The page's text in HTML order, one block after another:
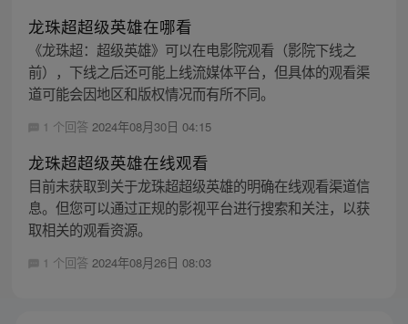
龙珠超超级英雄在哪看
《龙珠超：超级英雄》可以在电影院观看（影院下线之
前），下线之后还可能上线流媒体平台，但具体的观看渠
道可能会因地区和版权情况而有所不同。
1 个回答 2024年08月30日 04:15
龙珠超超级英雄在线观看
目前未获取到关于龙珠超超级英雄的明确在线观看渠道信
息。但您可以通过正规的影视平台进行搜索和关注，以获
取相关的观看资源。
1 个回答 2024年08月26日 08:03